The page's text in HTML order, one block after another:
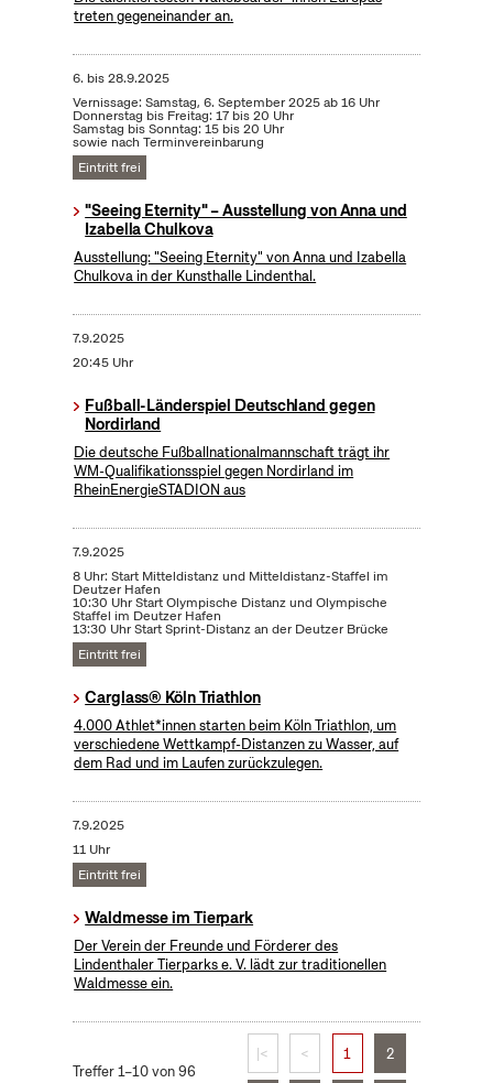
treten gegeneinander an.
6. bis28.9.2025
Vernissage: Samstag, 6. September 2025 ab 16 Uhr
Donnerstag bis Freitag: 17 bis 20 Uhr
Samstag bis Sonntag: 15 bis 20 Uhr
sowie nach Terminvereinbarung
Eintritt frei
"Seeing Eternity" – Ausstellung von Anna und
Izabella Chulkova
Ausstellung: "Seeing Eternity" von Anna und Izabella
Chulkova in der Kunsthalle Lindenthal.
7.9.2025
20:45 Uhr
Fußball-Länderspiel Deutschland gegen
Nordirland
Die deutsche Fußballnationalmannschaft trägt ihr
WM-Qualifikationsspiel gegen Nordirland im
RheinEnergieSTADION aus
7.9.2025
8 Uhr: Start Mitteldistanz und Mitteldistanz-Staffel im
Deutzer Hafen
10:30 Uhr Start Olympische Distanz und Olympische
Staffel im Deutzer Hafen
13:30 Uhr Start Sprint-Distanz an der Deutzer Brücke
Eintritt frei
Carglass® Köln Triathlon
4.000 Athlet*innen starten beim Köln Triathlon, um
verschiedene Wettkampf-Distanzen zu Wasser, auf
dem Rad und im Laufen zurückzulegen.
7.9.2025
11 Uhr
Eintritt frei
Waldmesse im Tierpark
Der Verein der Freunde und Förderer des
Lindenthaler Tierparks e. V. lädt zur traditionellen
Waldmesse ein.
Treffer 1–10 von 96
|< < 1 2